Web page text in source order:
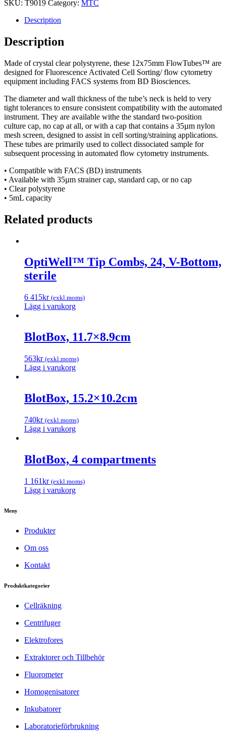
FlowTubes™
quantity
SKU: T9019 Category: MTC
Description
Description
Made of crystal clear polystyrene, these 12x75mm FlowTubes™ are
designed for Fluorescence Activated Cell Sorting/ flow cytometry
equipment including FACS systems from BD Biosciences.
The diameter and wall thickness of the tube’s neck is held to very
tight tolerances to ensure consistent compatibility with the automated
instrument. They are available withe the standard two-position
culture cap, no cap at all, or with a cap that contains a 35µm nylon
mesh screen, designed to assist in cell sorting/straining applications.
These tubes are primarily used to collect dissociated sample for
subsequent processing in automated flow cytometry instruments.
• Compatible with FACS (BD) instruments
• Available with 35µm strainer cap, standard cap, or no cap
• Clear polystyrene
• 5mL capacity
Related products
OptiWell™ Tip Combs, 24, V-Bottom,
sterile
6 415kr (exkl.moms)
Lägg i varukorg
BlotBox, 11.7×8.9cm
563kr (exkl.moms)
Lägg i varukorg
BlotBox, 15.2×10.2cm
740kr (exkl.moms)
Lägg i varukorg
BlotBox, 4 compartments
1 161kr (exkl.moms)
Lägg i varukorg
Meny
Produkter
Om oss
Kontakt
Produktkategorier
Cellräkning
Centrifuger
Elektrofores
Extraktorer och Tillbehör
Fluorometer
Homogenisatorer
Inkubatorer
Laboratorieförbrukning